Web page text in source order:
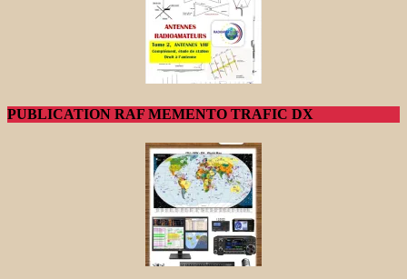
PUBLICATION RAF MEMENTO TRAFIC DX